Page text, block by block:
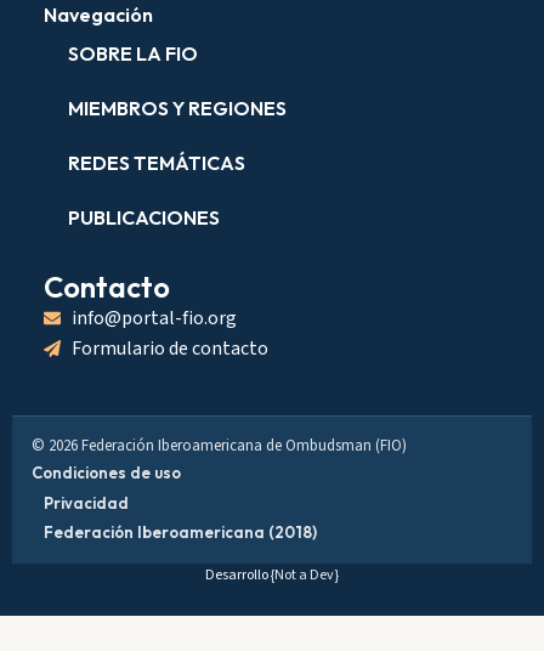
Navegación
SOBRE LA FIO
MIEMBROS Y REGIONES
REDES TEMÁTICAS
PUBLICACIONES
Contacto
info@portal-fio.org
Formulario de contacto
© 2026 Federación Iberoamericana de Ombudsman (FIO)
Condiciones de uso
Privacidad
Federación Iberoamericana (2018)
Desarrollo{Not a Dev}